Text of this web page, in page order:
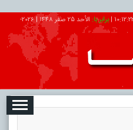
|برابر با:الأحد 25 صفر 1448 |
2026-
تبلیغات درباره ما ارتباط با ما